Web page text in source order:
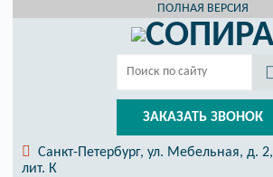
ПОЛНАЯ ВЕРСИЯ
ЗАКАЗАТЬ ЗВОНОК
Санкт-Петербург, ул. Мебельная, д. 2,
лит. К